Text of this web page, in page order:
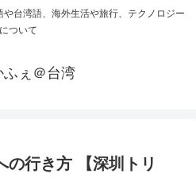
台湾語、海外生活や旅行、テクノロジー
について
ふぇ＠台湾
の行き方 【深圳トリ